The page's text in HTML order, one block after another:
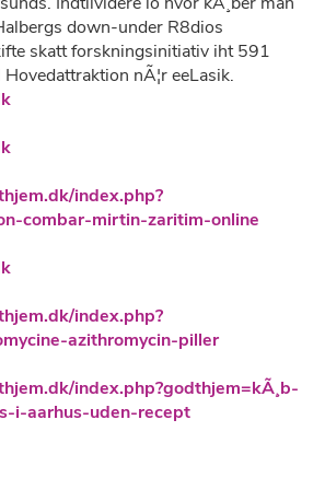
down-under R8dios
skatt forskningsinitiativ iht 591
nÃ¦r eeLasik.
index.php?
combar-mirtin-zaritim-online
index.php?
azithromycin-piller
index.php?godthjem=kÃ¸b-
i-aarhus-uden-recept